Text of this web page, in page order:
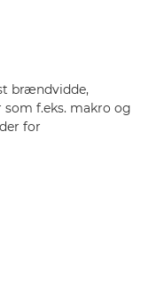
brændvidde,
f.eks. makro og
for